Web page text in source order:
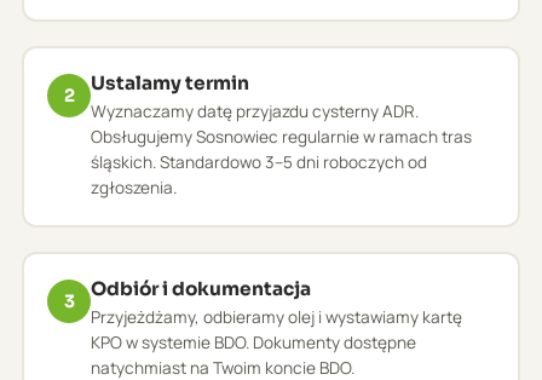
2
Ustalamy termin
Wyznaczamy datę przyjazdu cysterny ADR.
Obsługujemy Sosnowiec regularnie w ramach tras
śląskich. Standardowo 3–5 dni roboczych od
zgłoszenia.
3
Odbiór i dokumentacja
Przyjeżdżamy, odbieramy olej i wystawiamy kartę
KPO w systemie BDO. Dokumenty dostępne
natychmiast na Twoim koncie BDO.